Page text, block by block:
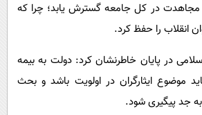
مجاهدت در کل جامعه گسترش یابد؛ چرا که
انقلاب را حفظ کرد.
در پایان خاطرنشان کرد: دولت به بیمه
موضوع ایثارگران در اولویت باشد و بحث
جد پیگیری شود.